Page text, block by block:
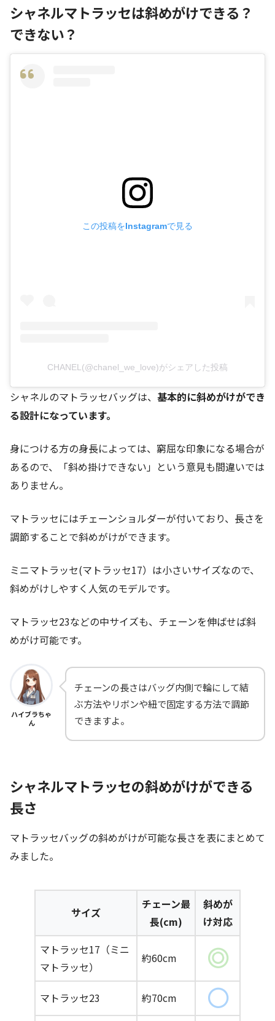
シャネルマトラッセは斜めがけできる？
できない？
この投稿をInstagramで見る
CHANEL(@chanel_we_love)がシェアした投稿
シャネルのマトラッセバッグは、 基本的に斜めがけができ
る設計になっています。
身につける方の身長によっては、窮屈な印象になる場合が
あるので、「斜め掛けできない」という意見も間違いでは
ありません。
マトラッセにはチェーンショルダーが付いており、長さを
調節することで斜めがけができます。
ミニマトラッセ(マトラッセ17）は小さいサイズなので、
斜めがけしやすく人気のモデルです。
マトラッセ23などの中サイズも、チェーンを伸ばせば斜
めがけ可能です。
ハイブラちゃ
ん
チェーンの長さはバッグ内側で輪にして結
ぶ方法やリボンや紐で固定する方法で調節
できますよ。
シャネルマトラッセの斜めがけができる
長さ
マトラッセバッグの斜めがけが可能な長さを表にまとめて
みました。
サイズ
チェーン最
長(cm)
斜めが
け対応
マトラッセ17（ミニ
マトラッセ）
約60cm
マトラッセ23 約70cm